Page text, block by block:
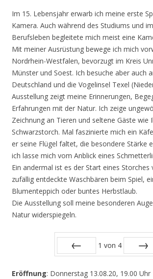
Im 15. Lebensjahr erwarb ich meine erste
Kamera. Auch während des Studiums und
Berufsleben begleitete mich meist eine
Mit meiner Ausrüstung bewege ich mich
Nordrhein-Westfalen, bevorzugt im Kreis
Münster und Soest. Ich besuche aber auch
Deutschland und die Vogelinsel Texel
Ausstellung zeigt meine Erinnerungen,
Erfahrungen mit der Natur. Ich zeige
Zeichnung an Tieren und seltene Gäste wie
Schwarzstorch. Mal faszinierte mich ein
er seine Flügel faltet, die besondere Stärke
ich lasse mich vom Anblick eines
Ein andermal ist es der Start eines
zufällig entdeckte Waschbären beim Spiel,
Blumenteppich oder buntes Herbstlaub.
Die Ausstellung soll meine besonderen
Natur widerspiegeln.
1 von 4
Eröffnung: Donnerstag 13.08.20, 19.00 Uhr